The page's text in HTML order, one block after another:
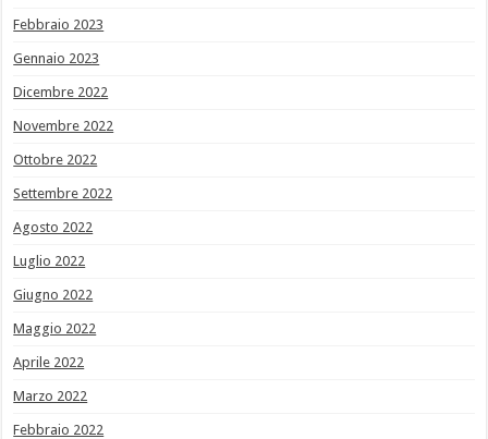
Febbraio 2023
Gennaio 2023
Dicembre 2022
Novembre 2022
Ottobre 2022
Settembre 2022
Agosto 2022
Luglio 2022
Giugno 2022
Maggio 2022
Aprile 2022
Marzo 2022
Febbraio 2022